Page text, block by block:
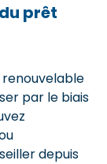
prêt
par le biais
depuis